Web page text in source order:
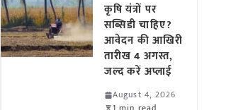
कृषि यंत्रों पर
सब्सिडी चाहिए?
आवेदन की आखिरी
तारीख 4 अगस्त,
जल्द करें अप्लाई
August 4, 2026